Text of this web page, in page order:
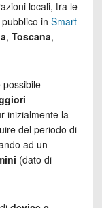
locali, tra le
in Smart
, Toscana,
possibile
inizialmente la
del periodo di
ad un
(dato di